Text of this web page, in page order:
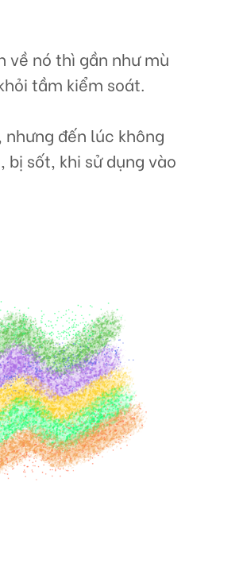
về nó thì gần như mù
tầm kiểm soát.
đến lúc không
sốt, khi sử dụng vào